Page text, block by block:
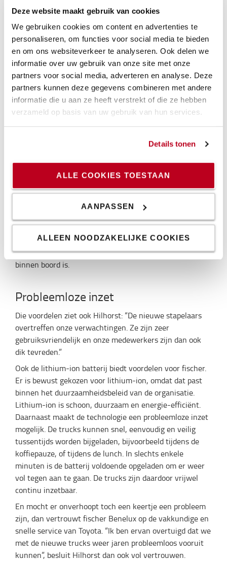
Deze website maakt gebruik van cookies
We gebruiken cookies om content en advertenties te
personaliseren, om functies voor social media te bieden
en om ons websiteverkeer te analyseren. Ook delen we
informatie over uw gebruik van onze site met onze
partners voor social media, adverteren en analyse. Deze
partners kunnen deze gegevens combineren met andere
informatie die u aan ze heeft verstrekt of die ze hebben
verzameld op basis van uw gebruik van hun services.
Details tonen
ALLE COOKIES TOESTAAN
AANPASSEN
ALLEEN NOODZAKELIJKE COOKIES
lithium-ion batterij ontworpen. En dat biedt voordelen.
Zo is de stapelaar met een breedte van slechts 790 mm
nóg compacter dan zijn voorganger. Dat maakt
manoeuvreren nog eenvoudiger. Zelfs in de meest
compacte ruimtes. Ondanks de compacte maatvoering
heeft de bestuurder een zee aan ruimte, wat het
werkplezier en comfort bevordert.
Meerdere ergonomische voordelen maken het werken
met de nieuwe stapelaars tot een plezier. Dat begint al
bij de verlaagde opstap, die een moeiteloze toegang tot
de werkplek biedt. Standaard zijn de trucks voorzien van
een individueel instelbare rugleuning en joystick, zodat
iedere bestuurder de ideale houding kan aannemen.
Ook wat betreft veiligheid bieden de nieuwe stapelaars
extra voordelen. Zo waarborgt een standaard
geïntegreerde laser dat de bestuurder altijd binnen de
bijvoorbeeld doordat een voet buiten de contouren van
de truck komt, dan remt de truck beheerst af. Het werk
kan dan pas weer worden vervolgd als de voet weer
binnen boord is.
Probleemloze inzet
Die voordelen ziet ook Hilhorst: “De nieuwe stapelaars
overtreffen onze verwachtingen. Ze zijn zeer
gebruiksvriendelijk en onze medewerkers zijn dan ook
dik tevreden.”
Ook de lithium-ion batterij biedt voordelen voor fischer.
Er is bewust gekozen voor lithium-ion, omdat dat past
binnen het duurzaamheidsbeleid van de organisatie.
Lithium-ion is schoon, duurzaam en energie-efficiënt.
Daarnaast maakt de technologie een probleemloze inzet
mogelijk. De trucks kunnen snel, eenvoudig en veilig
tussentijds worden bijgeladen, bijvoorbeeld tijdens de
koffiepauze, of tijdens de lunch. In slechts enkele
minuten is de batterij voldoende opgeladen om er weer
vol tegen aan te gaan. De trucks zijn daardoor vrijwel
continu inzetbaar.
En mocht er onverhoopt toch een keertje een probleem
zijn, dan vertrouwt fischer Benelux op de vakkundige en
snelle service van Toyota. “Ik ben ervan overtuigd dat we
met de nieuwe trucks weer jaren probleemloos vooruit
kunnen”, besluit Hilhorst dan ook vol vertrouwen.